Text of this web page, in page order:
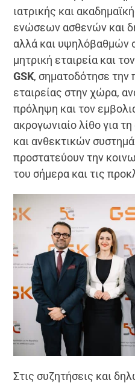
ιατρικής και
ενώσεων ασθενών και
αλλά και υψηλόβαθμών
μητρική εταιρεία και
GSK, σηματοδότησε την
εταιρείας στην χώρα,
πρόληψη και τον
ακρογωνιαίο λίθο για
και ανθεκτικών
προστατεύουν την
του σήμερα και τις
Στις συζητήσεις και